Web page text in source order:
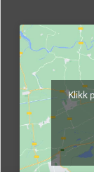
Klikk